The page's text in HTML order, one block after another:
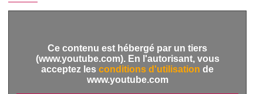
Ce contenu est hébergé par un tiers
(www.youtube.com). En l'autorisant, vous
acceptez les conditions d'utilisation de
www.youtube.com